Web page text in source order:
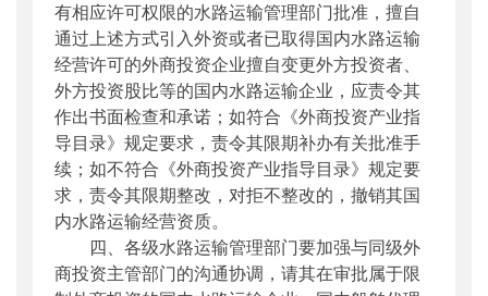
有相应许可权限的水路运输管理部门批准，擅自
通过上述方式引入外资或者已取得国内水路运输
经营许可的外商投资企业擅自变更外方投资者、
外方投资股比等的国内水路运输企业，应责令其
作出书面检查和承诺；如符合《外商投资产业指
导目录》规定要求，责令其限期补办有关批准手
续；如不符合《外商投资产业指导目录》规定要
求，责令其限期整改，对拒不整改的，撤销其国
内水路运输经营资质。
四、各级水路运输管理部门要加强与同级外
商投资主管部门的沟通协调，请其在审批属于限